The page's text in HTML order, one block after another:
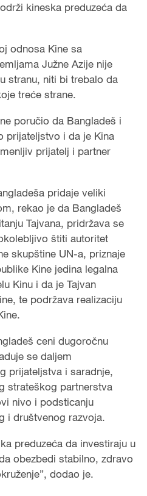
kineska preduzeća da
odnosa Kine sa
Južne Azije nije
stranu, niti bi trebalo da
treće strane.
poručio da Bangladeš i
prijateljstvo i da je Kina
prijatelj i partner
pridaje veliki
rekao je da Bangladeš
Tajvana, pridržava se
štiti autoritet
skupštine UN-a, priznaje
Kine jedina legalna
Kinu i da je Tajvan
te podržava realizaciju
ceni dugoročnu
se daljem
prijateljstva i saradnje,
strateškog partnerstva
nivo i podsticanju
i društvenog razvoja.
preduzeća da investiraju u
obezbedi stabilno, zdravo
dodao je.